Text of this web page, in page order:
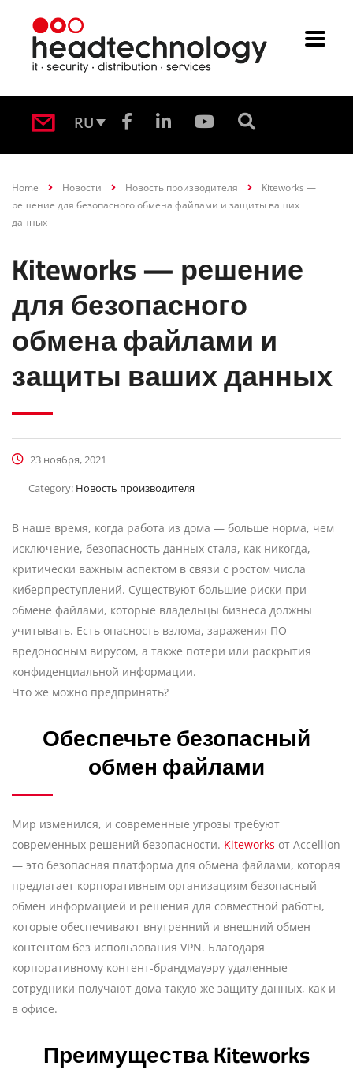
RU
Home Новости Новость производителя
Kiteworks —
решение для безопасного обмена файлами и защиты ваших
данных
Kiteworks — решение
для безопасного
обмена файлами и
защиты ваших данных
23 ноября, 2021
Category: Новость производителя
В наше время, когда работа из дома — больше норма, чем
исключение, безопасность данных стала, как никогда,
критически важным аспектом в связи с ростом числа
киберпреступлений. Существуют большие риски при
обмене файлами, которые владельцы бизнеса должны
учитывать. Есть опасность взлома, заражения ПО
вредоносным вирусом, а также потери или раскрытия
конфиденциальной информации.
Что же можно предпринять?
Обеспечьте безопасный
обмен файлами
Мир изменился, и современные угрозы требуют
современных решений безопасности. Kiteworks от Accellion
— это безопасная платформа для обмена файлами, которая
предлагает корпоративным организациям безопасный
обмен информацией и решения для совместной работы,
которые обеспечивают внутренний и внешний обмен
контентом без использования VPN. Благодаря
корпоративному контент-брандмауэру удаленные
сотрудники получают дома такую же защиту данных, как и
в офисе.
Преимущества Kiteworks